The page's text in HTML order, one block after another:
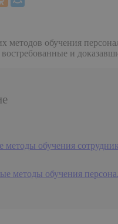
методов обучения
востребованные и
обучения
методы обучения